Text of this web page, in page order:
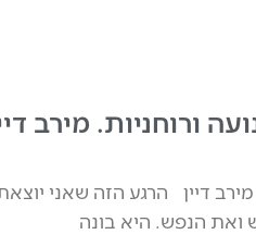
ורוחניות. מירב
מירב דיין הרגע הזה שאני
ואת הנפש. היא בונה